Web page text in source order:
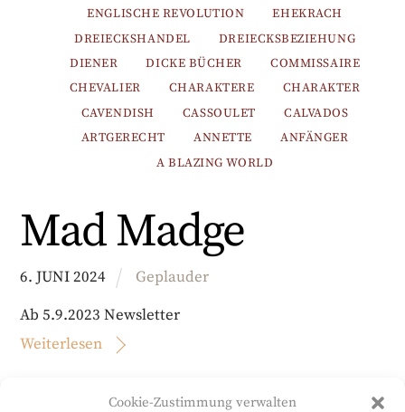
Cookie-Zustimmung verwalten
ENGLISCHE REVOLUTION
EHEKRACH
DREIECKSHANDEL
DREIECKSBEZIEHUNG
DIENER
DICKE BÜCHER
COMMISSAIRE
CHEVALIER
CHARAKTERE
CHARAKTER
CAVENDISH
CASSOULET
CALVADOS
ARTGERECHT
ANNETTE
ANFÄNGER
A BLAZING WORLD
Mad Madge
6.JUNI 2024
Geplauder
Ab 5.9.2023 Newsletter
Weiterlesen